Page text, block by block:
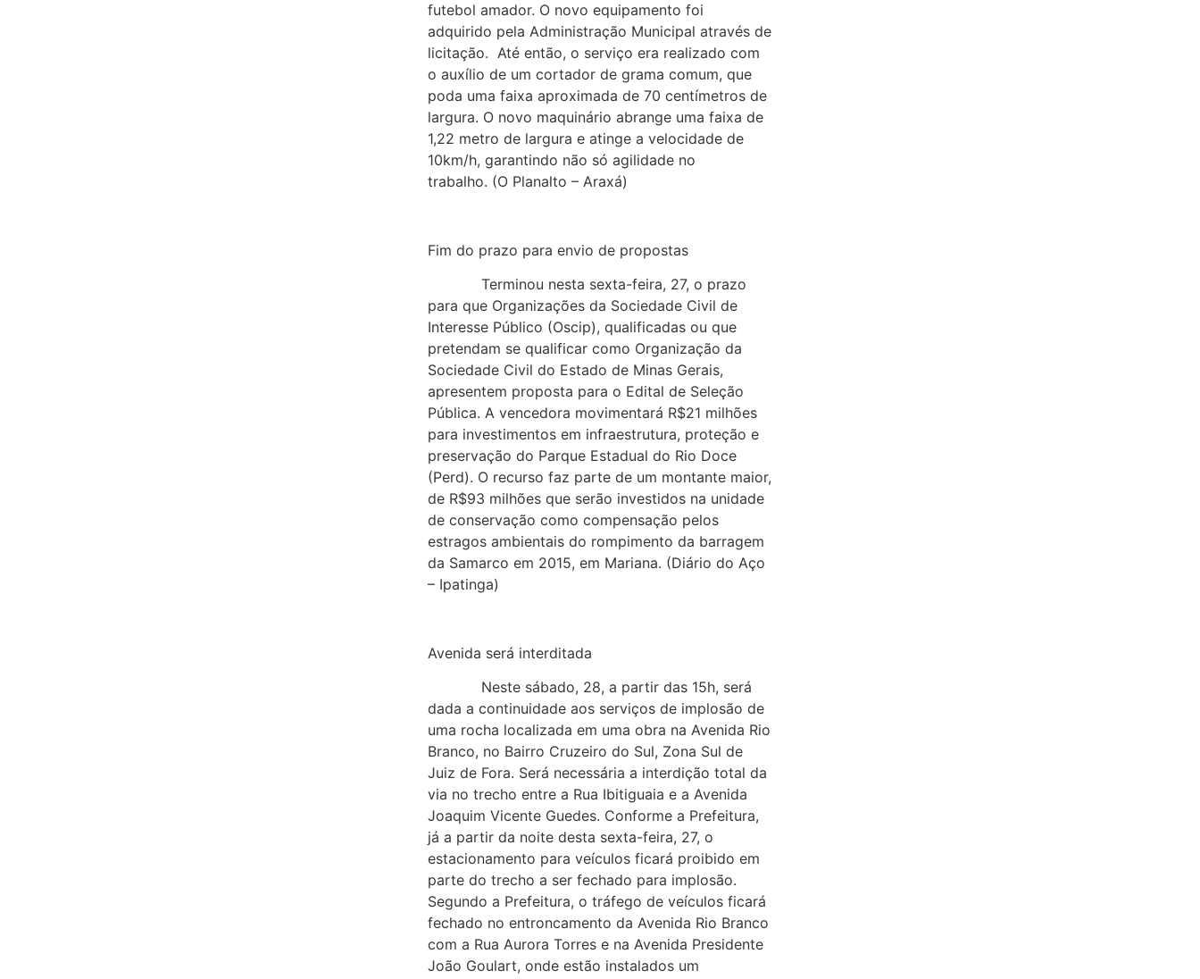
futebol amador. O novo equipamento foi
adquirido pela Administração Municipal através de
licitação. Até então, o serviço era realizado com
o auxílio de um cortador de grama comum, que
poda uma faixa aproximada de 70 centímetros de
largura. O novo maquinário abrange uma faixa de
1,22 metro de largura e atinge a velocidade de
10km/h, garantindo não só agilidade no
trabalho. (O Planalto – Araxá)
Fim do prazo para envio de propostas
Terminou nesta sexta-feira, 27, o prazo
para que Organizações da Sociedade Civil de
Interesse Público (Oscip), qualificadas ou que
pretendam se qualificar como Organização da
Sociedade Civil do Estado de Minas Gerais,
apresentem proposta para o Edital de Seleção
Pública. A vencedora movimentará R$21 milhões
para investimentos em infraestrutura, proteção e
preservação do Parque Estadual do Rio Doce
(Perd). O recurso faz parte de um montante maior,
de R$93 milhões que serão investidos na unidade
de conservação como compensação pelos
estragos ambientais do rompimento da barragem
da Samarco em 2015, em Mariana. (Diário do Aço
– Ipatinga)
Avenida será interditada
Neste sábado, 28, a partir das 15h, será
dada a continuidade aos serviços de implosão de
uma rocha localizada em uma obra na Avenida Rio
Branco, no Bairro Cruzeiro do Sul, Zona Sul de
Juiz de Fora. Será necessária a interdição total da
via no trecho entre a Rua Ibitiguaia e a Avenida
Joaquim Vicente Guedes. Conforme a Prefeitura,
já a partir da noite desta sexta-feira, 27, o
estacionamento para veículos ficará proibido em
parte do trecho a ser fechado para implosão.
Segundo a Prefeitura, o tráfego de veículos ficará
fechado no entroncamento da Avenida Rio Branco
com a Rua Aurora Torres e na Avenida Presidente
João Goulart, onde estão instalados um